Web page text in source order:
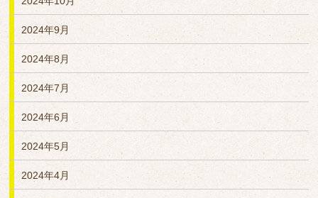
2024年9月
2024年8月
2024年7月
2024年6月
2024年5月
2024年4月